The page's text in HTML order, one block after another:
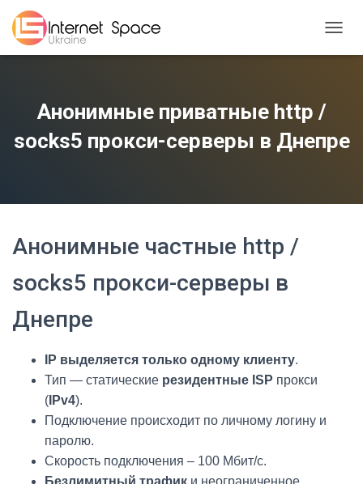
Анонимные приватные http /
socks5 прокси-серверы в Днепре
Анонимные частные http /
socks5 прокси-серверы в
Днепре
IP выделяется только одному клиенту.
Тип — статические резидентные ISP прокси
( IPv4).
Подключение происходит по личному логину и
паролю.
Скорость подключения – 100 Мбит/с.
Безлимитный трафик и неограниченное